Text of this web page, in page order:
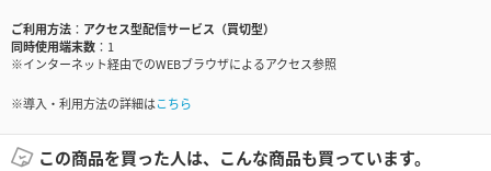
ご利用方法
アクセス型配信サービス（買切型）
同時使用端末数
1
※インターネット経由でのWEBブラウザによるアクセス参照
※導入・利用方法の詳細はこちら
この商品を買った人は、こんな商品も買っています。